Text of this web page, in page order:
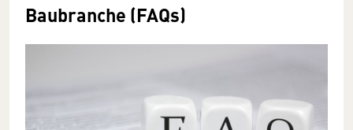
Baubranche (FAQs)